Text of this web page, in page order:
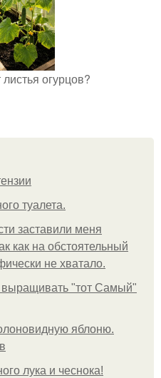
огурцов?
туалета.
заставили меня
как на обстоятельный
не хватало.
выращивать "тот Самый"
яблоню.
лука и чеснока!